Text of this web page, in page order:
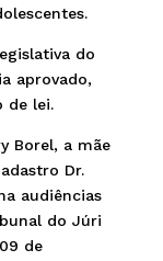
do
aprovado,
de lei.
Borel, a mãe
Dr.
audiências
do Júri
de